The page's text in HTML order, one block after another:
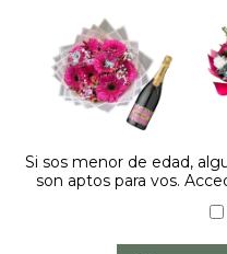
Dejá
NOMBRE
Si sos menor de edad,
son aptos para vos.